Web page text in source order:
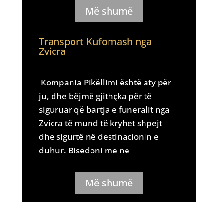
Më shumë
Transport Kufomash nga
Zvicra
Kompania Pikëllimi është aty për
ju, dhe bëjmë gjithçka për të
siguruar që bartja e funeralit nga
Zvicra të mund të kryhet shpejt
dhe sigurtë në destinacionin e
duhur. Bisedoni me ne
Më shumë